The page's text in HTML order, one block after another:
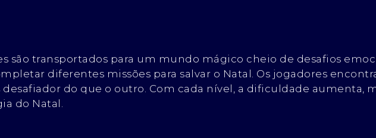
são transportados para um mundo mágico cheio de desafios
diferentes missões para salvar o Natal. Os jogadores
do que o outro. Com cada nível, a dificuldade aumenta,
do Natal.